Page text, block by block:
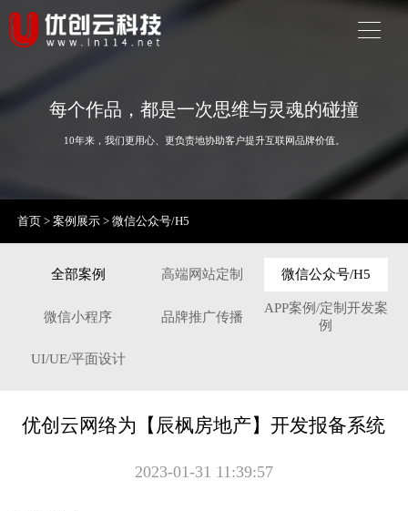
每个作品，都是一次思维与灵魂的碰撞
10年来，我们更用心、更负责地协助客户提升互联网品牌价值。
首页 >案例展示 >微信公众号/H5
全部案例 高端网站定制 微信公众号/H5
微信小程序 品牌推广传播
APP案例/定制开发案
例
UI/UE/平面设计
优创云网络为【辰枫房地产】开发报备系统
2023-01-31 11:39:57